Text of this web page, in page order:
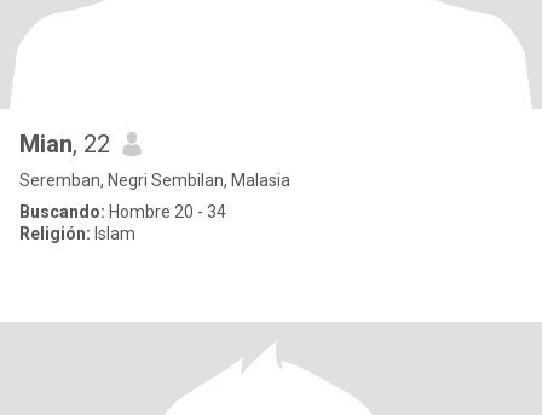
Mian, 22
Seremban, Negri Sembilan, Malasia
Buscando: Hombre 20 - 34
Religión: Islam